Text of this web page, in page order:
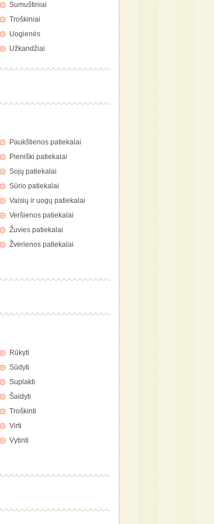
Sumuštiniai
Troškiniai
Uogienės
Užkandžiai
Paukštienos patiekalai
Pieniški patiekalai
Sojų patiekalai
Sūrio patiekalai
Vaisių ir uogų patiekalai
Veršienos patiekalai
Žuvies patiekalai
Žvėrienos patiekalai
Rūkyti
Sūdyti
Suplakti
Šaldyti
Troškinti
Virti
Vytinti